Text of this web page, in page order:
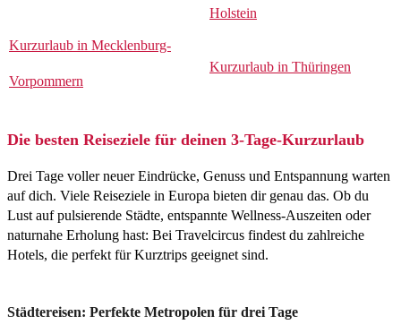
Kurzurlaub in Mecklenburg-
Vorpommern
Holstein
Kurzurlaub in Thüringen
Die besten Reiseziele für deinen 3-Tage-Kurzurlaub
Drei Tage voller neuer Eindrücke, Genuss und Entspannung warten
auf dich. Viele Reiseziele in Europa bieten dir genau das. Ob du
Lust auf pulsierende Städte, entspannte Wellness-Auszeiten oder
naturnahe Erholung hast: Bei Travelcircus findest du zahlreiche
Hotels, die perfekt für Kurztrips geeignet sind.
Städtereisen: Perfekte Metropolen für drei Tage